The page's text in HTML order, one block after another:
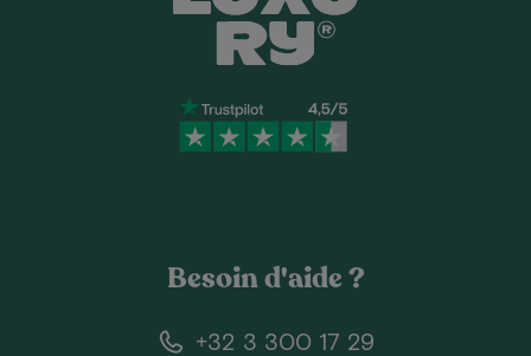
Besoin d'aide ?
+32 3 300 17 29